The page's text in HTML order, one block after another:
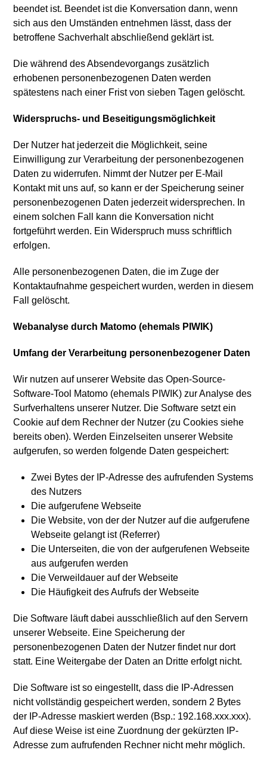
beendet ist. Beendet ist die Konversation dann, wenn
sich aus den Umständen entnehmen lässt, dass der
betroffene Sachverhalt abschließend geklärt ist.
Die während des Absendevorgangs zusätzlich
erhobenen personenbezogenen Daten werden
spätestens nach einer Frist von sieben Tagen gelöscht.
Widerspruchs- und Beseitigungsmöglichkeit
Der Nutzer hat jederzeit die Möglichkeit, seine
Einwilligung zur Verarbeitung der personenbezogenen
Daten zu widerrufen. Nimmt der Nutzer per E-Mail
Kontakt mit uns auf, so kann er der Speicherung seiner
personenbezogenen Daten jederzeit widersprechen. In
einem solchen Fall kann die Konversation nicht
fortgeführt werden. Ein Widerspruch muss schriftlich
erfolgen.
Alle personenbezogenen Daten, die im Zuge der
Kontaktaufnahme gespeichert wurden, werden in diesem
Fall gelöscht.
Webanalyse durch Matomo (ehemals PIWIK)
Umfang der Verarbeitung personenbezogener Daten
Wir nutzen auf unserer Website das Open-Source-
Software-Tool Matomo (ehemals PIWIK) zur Analyse des
Surfverhaltens unserer Nutzer. Die Software setzt ein
Cookie auf dem Rechner der Nutzer (zu Cookies siehe
bereits oben). Werden Einzelseiten unserer Website
aufgerufen, so werden folgende Daten gespeichert:
Zwei Bytes der IP-Adresse des aufrufenden Systems
des Nutzers
Die aufgerufene Webseite
Die Website, von der der Nutzer auf die aufgerufene
Webseite gelangt ist (Referrer)
Die Unterseiten, die von der aufgerufenen Webseite
aus aufgerufen werden
Die Verweildauer auf der Webseite
Die Häufigkeit des Aufrufs der Webseite
Die Software läuft dabei ausschließlich auf den Servern
unserer Webseite. Eine Speicherung der
personenbezogenen Daten der Nutzer findet nur dort
statt. Eine Weitergabe der Daten an Dritte erfolgt nicht.
Die Software ist so eingestellt, dass die IP-Adressen
nicht vollständig gespeichert werden, sondern 2 Bytes
der IP-Adresse maskiert werden (Bsp.: 192.168.xxx.xxx).
Auf diese Weise ist eine Zuordnung der gekürzten IP-
Adresse zum aufrufenden Rechner nicht mehr möglich.